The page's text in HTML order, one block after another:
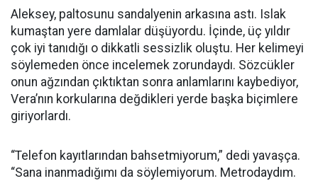
Aleksey, paltosunu sandalyenin arkasına astı. Islak
kumaştan yere damlalar düşüyordu. İçinde, üç yıldır
çok iyi tanıdığı o dikkatli sessizlik oluştu. Her kelimeyi
söylemeden önce incelemek zorundaydı. Sözcükler
onun ağzından çıktıktan sonra anlamlarını kaybediyor,
Vera’nın korkularına değdikleri yerde başka biçimlere
giriyorlardı.
“Telefon kayıtlarından bahsetmiyorum,” dedi yavaşça.
“Sana inanmadığımı da söylemiyorum. Metrodaydım.